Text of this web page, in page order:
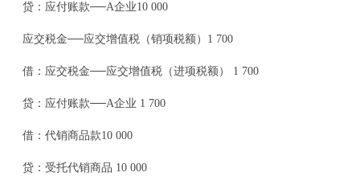
贷：应付账款──A企业10 000
应交税金──应交增值税（销项税额）1 700
借：应交税金──应交增值税（进项税额） 1 700
贷：应付账款──A企业 1 700
借：代销商品款10 000
贷：受托代销商品 10 000